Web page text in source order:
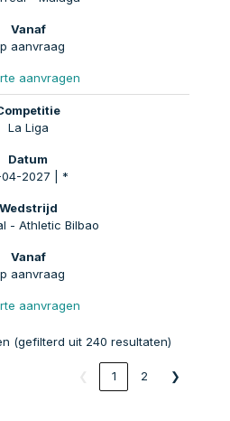
aanvraag
aanvragen
La Liga
04-2027 | *
- Athletic Bilbao
aanvraag
aanvragen
(gefilterd uit 240 resultaten)
1 2 ❯